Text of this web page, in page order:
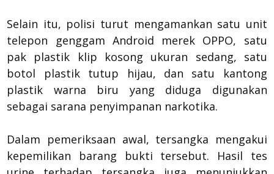
Selain itu, polisi turut mengamankan satu unit
telepon genggam Android merek OPPO, satu
pak plastik klip kosong ukuran sedang, satu
botol plastik tutup hijau, dan satu kantong
plastik warna biru yang diduga digunakan
sebagai sarana penyimpanan narkotika.
Dalam pemeriksaan awal, tersangka mengakui
kepemilikan barang bukti tersebut. Hasil tes